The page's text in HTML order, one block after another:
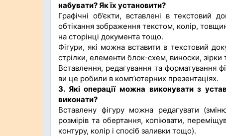
набувати? Як їх установити?
Графічні об’єкти, вставлені в текстовий
обтікання зображення текстом, колір,
на сторінці документа тощо.
Фігури, які можна вставити в текстовий
стрілки, елементи блок-схем, виноски, зірки
Вставлення, редагування та форматування
ви це робили в комп’ютерних презентаціях.
3. Які операції можна виконувати з
виконати?
Вставлену фігуру можна редагувати
розмірів та обертання, копіювати,
контуру, колір і спосіб заливки тощо).